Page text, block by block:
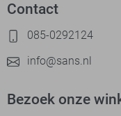
Contact
085-0292124
info@sans.nl
Bezoek onze